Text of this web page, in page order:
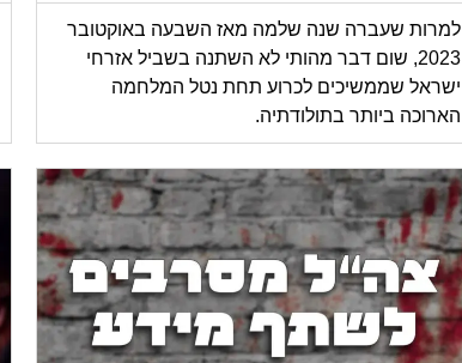
למרות שעברה שנה שלמה מאז השבעה באוקטובר
2023, שום דבר מהותי לא השתנה בשביל אזרחי
ישראל שממשיכים לכרוע תחת נטל המלחמה
הארוכה ביותר בתולודתיה.